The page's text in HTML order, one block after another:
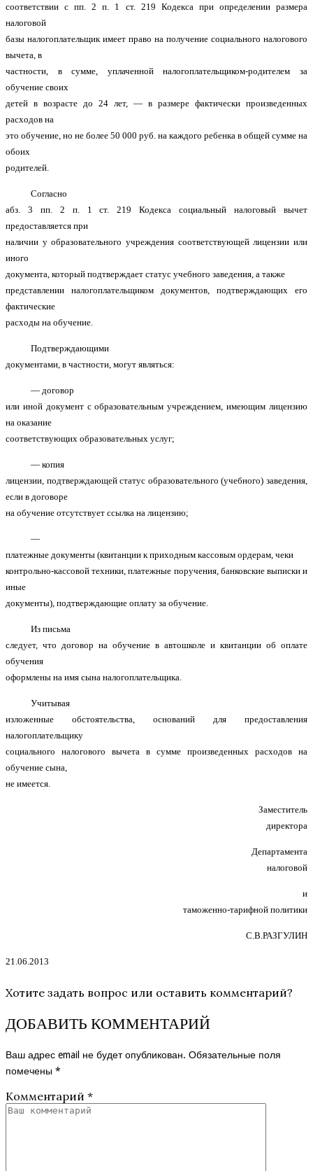
соответствии с пп. 2 п. 1 ст. 219 Кодекса при определении размера
налоговой
базы налогоплательщик имеет право на получение социального налогового
вычета, в
частности, в сумме, уплаченной налогоплательщиком-родителем за
обучение своих
детей в возрасте до 24 лет, — в размере фактически произведенных
расходов на
это обучение, но не более 50 000 руб. на каждого ребенка в общей сумме на
обоих
родителей.
Согласно
абз. 3 пп. 2 п. 1 ст. 219 Кодекса социальный налоговый вычет
предоставляется при
наличии у образовательного учреждения соответствующей лицензии или
иного
документа, который подтверждает статус учебного заведения, а также
представлении налогоплательщиком документов, подтверждающих его
фактические
расходы на обучение.
Подтверждающими
документами, в частности, могут являться:
— договор
или иной документ с образовательным учреждением, имеющим лицензию
на оказание
соответствующих образовательных услуг;
— копия
лицензии, подтверждающей статус образовательного (учебного) заведения,
если в договоре
на обучение отсутствует ссылка на лицензию;
—
платежные документы (квитанции к приходным кассовым ордерам, чеки
контрольно-кассовой техники, платежные поручения, банковские выписки и
иные
документы), подтверждающие оплату за обучение.
Из письма
следует, что договор на обучение в автошколе и квитанции об оплате
обучения
оформлены на имя сына налогоплательщика.
Учитывая
изложенные обстоятельства, оснований для предоставления
налогоплательщику
социального налогового вычета в сумме произведенных расходов на
обучение сына,
не имеется.
Заместитель
директора
Департамента
налоговой
и
таможенно-тарифной политики
С.В.РАЗГУЛИН
21.06.2013
Хотите задать вопрос или оставить комментарий?
ДОБАВИТЬ КОММЕНТАРИЙ
Ваш адрес email не будет опубликован. Обязательные поля
помечены *
Комментарий *